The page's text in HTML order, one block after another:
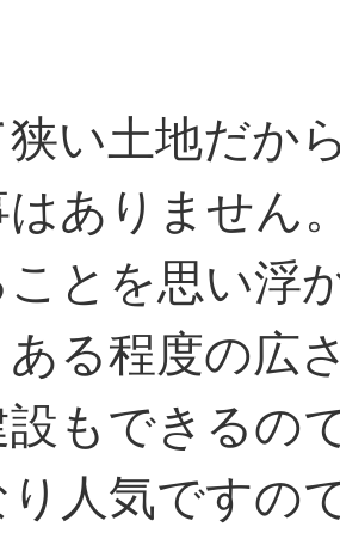
い土地だか
ありません
とを思い浮
ある程度の広
設もできるの
人気ですの